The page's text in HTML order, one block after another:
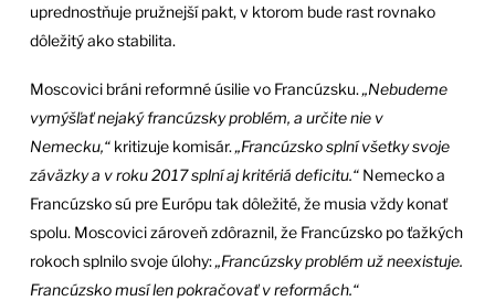
uprednostňuje pružnejší pakt, v ktorom bude rast rovnako
dôležitý ako stabilita.
Moscovici bráni reformné úsilie vo Francúzsku.„Nebudeme
vymýšľať nejaký francúzsky problém, a určite nie v
Nemecku,“kritizuje komisár.„Francúzsko splní všetky svoje
záväzky a v roku 2017 splní aj kritériá deficitu.“ Nemecko a
Francúzsko sú pre Európu tak dôležité, že musia vždy konať
spolu. Moscovici zároveň zdôraznil, že Francúzsko po ťažkých
rokoch splnilo svoje úlohy:„Francúzsky problém už neexistuje.
Francúzsko musí len pokračovať v reformách.“